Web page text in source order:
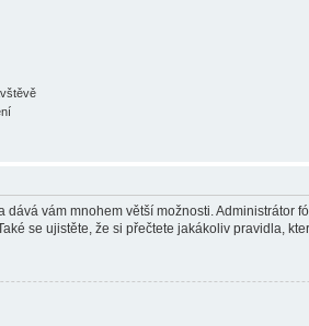
vám mnohem větší možnosti.
se ujistěte, že si přečtete jakákoliv pravidla,